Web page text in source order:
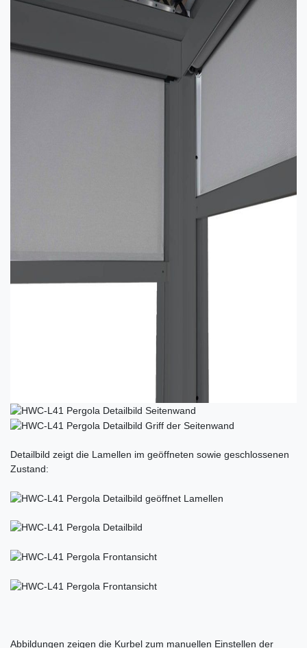
Detailbild zeigt die Lamellen im geöffneten sowie geschlossenen
Zustand:
Abbildungen zeigen die Kurbel zum manuellen Einstellen der